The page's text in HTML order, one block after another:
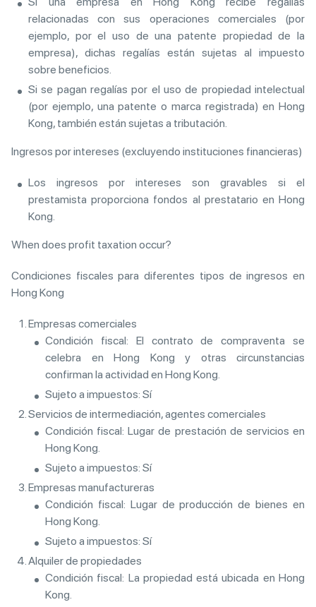
relacionadas con sus operaciones comerciales (por
ejemplo, por el uso de una patente propiedad de la
empresa), dichas regalías están sujetas al impuesto
sobre beneficios.
Si se pagan regalías por el uso de propiedad intelectual
(por ejemplo, una patente o marca registrada) en Hong
Kong, también están sujetas a tributación.
Ingresos por intereses (excluyendo instituciones financieras)
Los ingresos por intereses son gravables si el
prestamista proporciona fondos al prestatario en Hong
Kong.
When does profit taxation occur?
Condiciones fiscales para diferentes tipos de ingresos en
Hong Kong
Empresas comerciales
Condición fiscal: El contrato de compraventa se
celebra en Hong Kong y otras circunstancias
confirman la actividad en Hong Kong.
Sujeto a impuestos: Sí
Servicios de intermediación, agentes comerciales
Condición fiscal: Lugar de prestación de servicios en
Hong Kong.
Sujeto a impuestos: Sí
Empresas manufactureras
Condición fiscal: Lugar de producción de bienes en
Hong Kong.
Sujeto a impuestos: Sí
Alquiler de propiedades
Condición fiscal: La propiedad está ubicada en Hong
Kong.